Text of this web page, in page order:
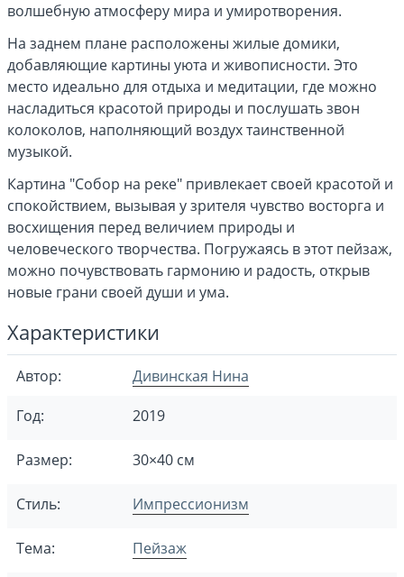
волшебную атмосферу мира и умиротворения.
На заднем плане расположены жилые домики,
добавляющие картины уюта и живописности. Это
место идеально для отдыха и медитации, где можно
насладиться красотой природы и послушать звон
колоколов, наполняющий воздух таинственной
музыкой.
Картина "Собор на реке" привлекает своей красотой и
спокойствием, вызывая у зрителя чувство восторга и
восхищения перед величием природы и
человеческого творчества. Погружаясь в этот пейзаж,
можно почувствовать гармонию и радость, открыв
новые грани своей души и ума.
Характеристики
Автор:
Дивинская Нина
Год:
2019
Размер: 30×40 см
Стиль: Импрессионизм
Тема: Пейзаж